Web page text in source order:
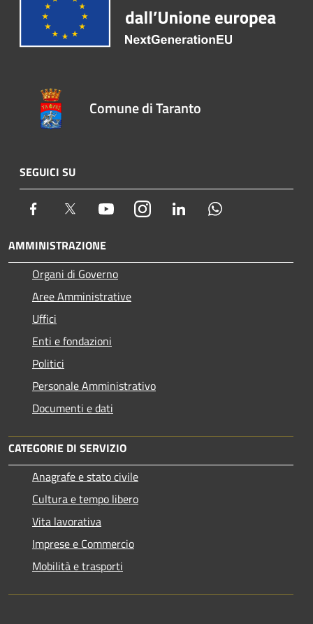
Comune di Taranto
SEGUICI SU
Facebook Twitter YoutubeInstagram LinkedIn
AMMINISTRAZIONE
Organi di Governo
Aree Amministrative
Uffici
Enti e fondazioni
Politici
Personale Amministrativo
Documenti e dati
CATEGORIE DI SERVIZIO
Anagrafe e stato civile
Cultura e tempo libero
Vita lavorativa
Imprese e Commercio
Mobilità e trasporti